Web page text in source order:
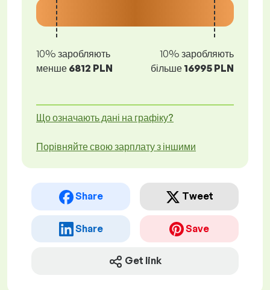
10% заробляють
менше 6812 PLN
10% заробляють
більше 16995 PLN
Що означають дані на графіку?
Порівняйте свою зарплату з іншими
Share Tweet
Share Save
Get link